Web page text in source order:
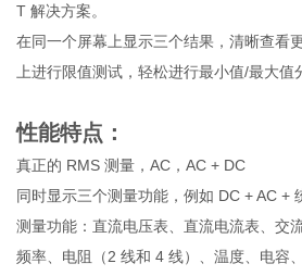
T 解决方案。
在同一个屏幕上显示三个结果，清晰查看
上进行限值测试，轻松进行最小值/最大值
性能特点：
真正的 RMS 测量，AC，AC + DC
同时显示三个测量功能，例如 DC + AC +
测量功能：直流电压表、直流电流表、交
频率、电阻（2 线和 4 线）、温度、电容